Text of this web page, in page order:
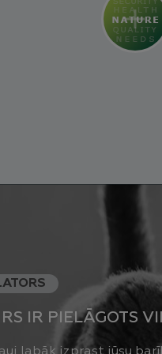
IR PIELĀGOTS
labāk izprast jūsu